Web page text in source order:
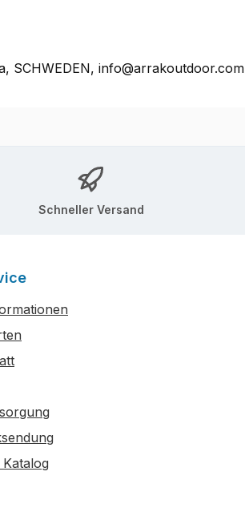
SCHWEDEN, info@arrakoutdoor.com
Schneller Versand